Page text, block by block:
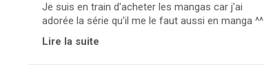
Je suis en train d'acheter les mangas car j'ai
adorée la série qu'il me le faut aussi en manga ^^
Lire la suite